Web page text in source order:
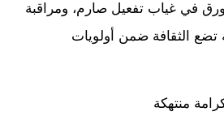
في غياب تفعيل صارم، ومراقبة
تضع الثقافة ضمن أولويات